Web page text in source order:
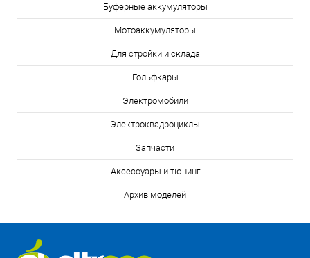
Буферные аккумуляторы
Мотоаккумуляторы
Для стройки и склада
Гольфкары
Электромобили
Электроквадроциклы
Запчасти
Аксессуары и тюнинг
Архив моделей